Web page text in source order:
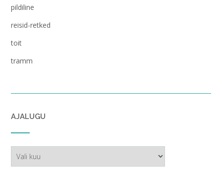
pildiline
reisid-retked
toit
tramm
AJALUGU